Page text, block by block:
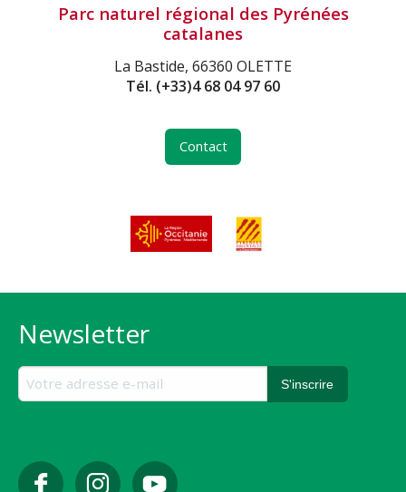
Parc naturel régional des Pyrénées
catalanes
La Bastide, 66360 OLETTE
Tél. (+33)4 68 04 97 60
Contact
Newsletter